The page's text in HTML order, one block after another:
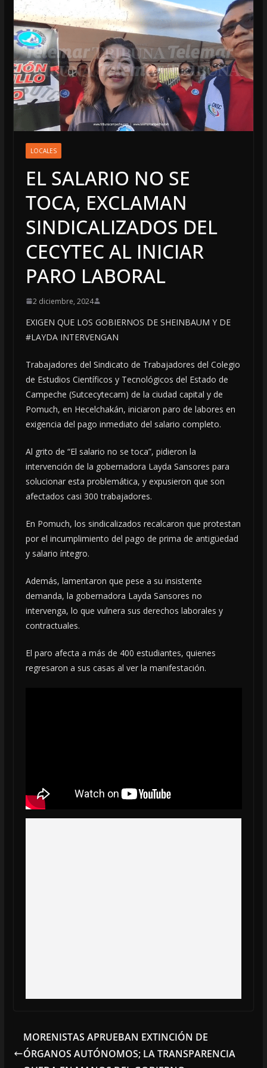
LOCALES
EL SALARIO NO SE
TOCA, EXCLAMAN
SINDICALIZADOS DEL
CECYTEC AL INICIAR
PARO LABORAL
2 diciembre, 2024
EXIGEN QUE LOS GOBIERNOS DE SHEINBAUM Y DE
#LAYDA INTERVENGAN
Trabajadores del Sindicato de Trabajadores del Colegio
de Estudios Científicos y Tecnológicos del Estado de
Campeche (Sutcecytecam) de la ciudad capital y de
Pomuch, en Hecelchakán, iniciaron paro de labores en
exigencia del pago inmediato del salario completo.
Al grito de “El salario no se toca”, pidieron la
intervención de la gobernadora Layda Sansores para
solucionar esta problemática, y expusieron que son
afectados casi 300 trabajadores.
En Pomuch, los sindicalizados recalcaron que protestan
por el incumplimiento del pago de prima de antigüedad
y salario íntegro.
Además, lamentaron que pese a su insistente
demanda, la gobernadora Layda Sansores no
intervenga, lo que vulnera sus derechos laborales y
contractuales.
El paro afecta a más de 400 estudiantes, quienes
regresaron a sus casas al ver la manifestación.
MORENISTAS APRUEBAN EXTINCIÓN DE
ÓRGANOS AUTÓNOMOS; LA TRANSPARENCIA